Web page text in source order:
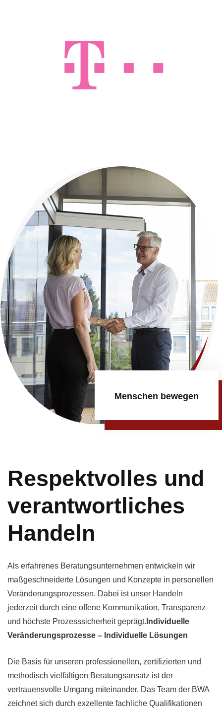
Menschen bewegen
Respektvolles und
verantwortliches
Handeln
Als erfahrenes Beratungsunternehmen entwickeln wir
maßgeschneiderte Lösungen und Konzepte in personellen
Veränderungsprozessen. Dabei ist unser Handeln
jederzeit durch eine offene Kommunikation, Transparenz
und höchste Prozesssicherheit geprägt. Individuelle
Veränderungsprozesse – Individuelle Lösungen
Die Basis für unseren professionellen, zertifizierten und
methodisch vielfältigen Beratungsansatz ist der
vertrauensvolle Umgang miteinander. Das Team der BWA
zeichnet sich durch exzellente fachliche Qualifikationen